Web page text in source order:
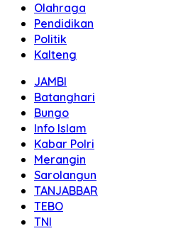
Olahraga
Pendidikan
Politik
Kalteng
JAMBI
Batanghari
Bungo
Info Islam
Kabar Polri
Merangin
Sarolangun
TANJABBAR
TEBO
TNI